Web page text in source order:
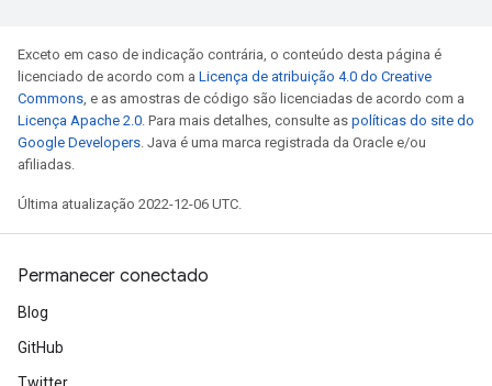
Exceto em caso de indicação contrária, o conteúdo desta página é
licenciado de acordo com a Licença de atribuição 4.0 do Creative
Commons, e as amostras de código são licenciadas de acordo com a
Licença Apache 2.0. Para mais detalhes, consulte as políticas do site do
Google Developers. Java é uma marca registrada da Oracle e/ou
afiliadas.
Última atualização 2022-12-06 UTC.
Permanecer conectado
Blog
GitHub